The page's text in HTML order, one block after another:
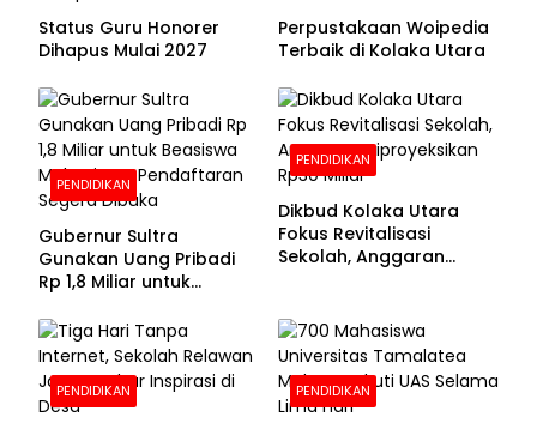
Status Guru Honorer
Dihapus Mulai 2027
Perpustakaan Woipedia
Terbaik di Kolaka Utara
PENDIDIKAN
Gubernur Sultra
Gunakan Uang Pribadi
Rp 1,8 Miliar untuk
Pendaftaran Segera
Dibuka
PENDIDIKAN
Dikbud Kolaka Utara
Fokus Revitalisasi
Sekolah, Anggaran
PENDIDIKAN PENDIDIKAN